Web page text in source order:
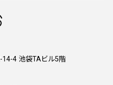
14-4 池袋TAビル5階